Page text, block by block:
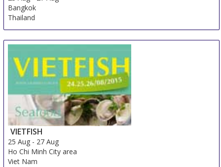
Bangkok
Thailand
VIETFISH
25 Aug - 27 Aug
Ho Chi Minh City area
Viet Nam